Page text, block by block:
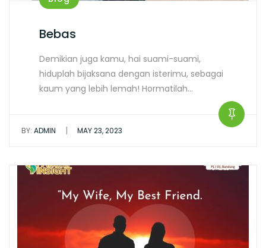
Bebas
Demikian juga kamu, hai suami-suami,
hiduplah bijaksana dengan isterimu, sebagai
kaum yang lebih lemah! Hormatilah…
BY: ADMIN | MAY 23, 2023